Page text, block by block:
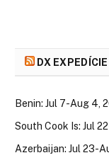
DX EXPEDÍCIE
Benin: Jul 7-Aug 4,
South Cook Is: Jul
Azerbaijan: Jul 23-